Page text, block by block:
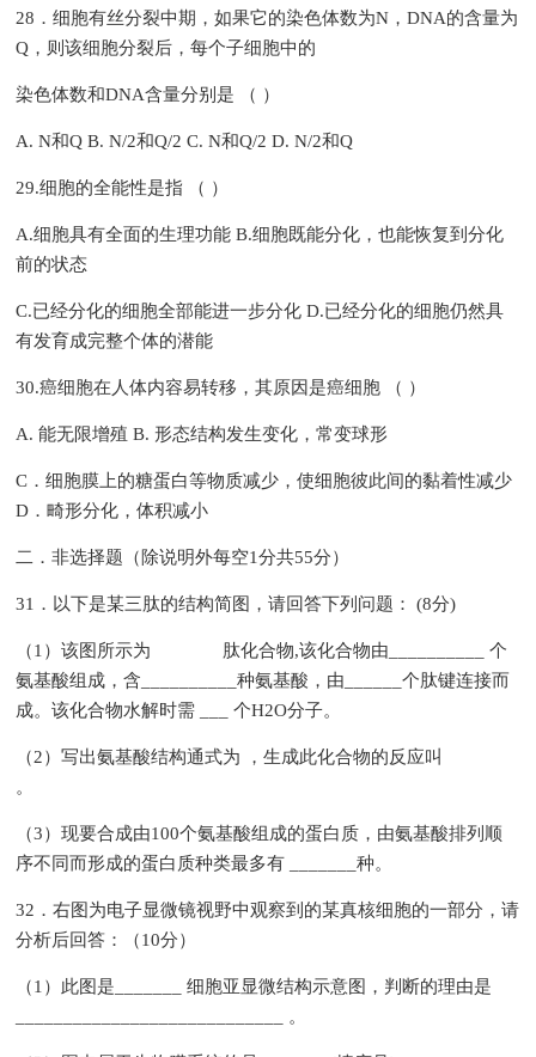
28．细胞有丝分裂中期，如果它的染色体数为N，DNA的含量为
Q，则该细胞分裂后，每个子细胞中的
染色体数和DNA含量分别是 （ ）
A. N和Q B. N/2和Q/2 C. N和Q/2 D. N/2和Q
29.细胞的全能性是指 （ ）
A.细胞具有全面的生理功能 B.细胞既能分化，也能恢复到分化
前的状态
C.已经分化的细胞全部能进一步分化 D.已经分化的细胞仍然具
有发育成完整个体的潜能
30.癌细胞在人体内容易转移，其原因是癌细胞 （ ）
A. 能无限增殖 B. 形态结构发生变化，常变球形
C．细胞膜上的糖蛋白等物质减少，使细胞彼此间的黏着性减少
D．畸形分化，体积减小
二．非选择题（除说明外每空1分共55分）
31．以下是某三肽的结构简图，请回答下列问题： (8分)
（1）该图所示为 肽化合物,该化合物由__________ 个
氨基酸组成，含__________种氨基酸，由______个肽键连接而
成。该化合物水解时需 ___ 个H2O分子。
（2）写出氨基酸结构通式为 ，生成此化合物的反应叫
。
（3）现要合成由100个氨基酸组成的蛋白质，由氨基酸排列顺
序不同而形成的蛋白质种类最多有 _______种。
32．右图为电子显微镜视野中观察到的某真核细胞的一部分，请
分析后回答：（10分）
（1）此图是_______ 细胞亚显微结构示意图，判断的理由是
____________________________ 。